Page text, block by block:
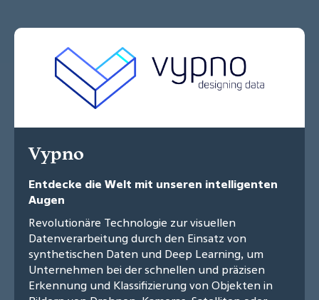
Vypno
Entdecke die Welt mit unseren intelligenten
Augen
Revolutionäre Technologie zur visuellen
Datenverarbeitung durch den Einsatz von
synthetischen Daten und Deep Learning, um
Unternehmen bei der schnellen und präzisen
Erkennung und Klassifizierung von Objekten in